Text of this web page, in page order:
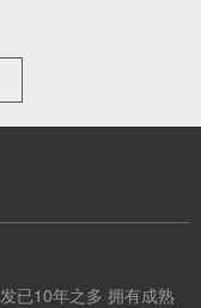
已10年之多 拥有成熟